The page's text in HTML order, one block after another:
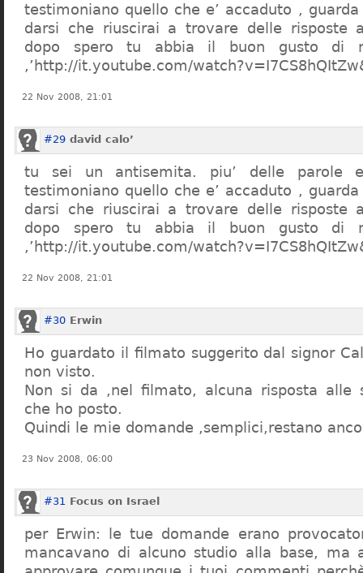
testimoniano quello che e’ accaduto , guarda
darsi che riuscirai a trovare delle risposte
dopo spero tu abbia il buon gusto di
,’http://it.youtube.com/
22 Nov 2008, 21:01
#29 david calo’
tu sei un antisemita. piu’ delle parole
testimoniano quello che e’ accaduto , guarda
darsi che riuscirai a trovare delle risposte
dopo spero tu abbia il buon gusto di
,’http://it.youtube.com/
22 Nov 2008, 21:01
#30 Erwin
Ho guardato il filmato suggerito dal signor
non visto.
Non si da ,nel filmato, alcuna risposta alle
che ho posto.
Quindi le mie domande ,semplici,restano
23 Nov 2008, 06:00
#31 Focus on Israel
per Erwin: le tue domande erano
mancavano di alcuno studio alla base, ma